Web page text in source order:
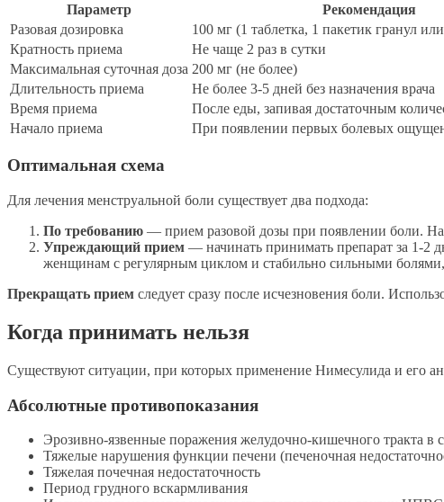
Параметр
Рекомендация
Разовая дозировка
100 мг (1 таблетка, 1 пакетик гранул
Кратность приема
Не чаще 2 раз в сутки
Максимальная суточная доза 200 мг (не более)
Длительность приема
Не более 3-5 дней без назначения врача
Время приема
После еды, запивая достаточным
Начало приема
При появлении первых болевых
Оптимальная схема
Для лечения менструальной боли существует два подхода:
По требованию — прием разовой дозы при появлении боли.
Упреждающий прием — начинать принимать препарат за 1-2
женщинам с регулярным циклом и стабильно сильными болями,
Прекращать прием следует сразу после исчезновения боли.
Когда принимать нельзя
Существуют ситуации, при которых применение Нимесулида и его
Абсолютные противопоказания
Эрозивно-язвенные поражения желудочно-кишечного тракта в
Тяжелые нарушения функции печени (печеночная
Тяжелая почечная недостаточность
Период грудного вскармливания